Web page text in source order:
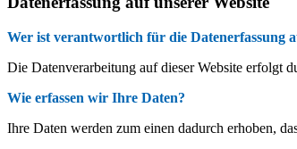
Wer ist verantwortlich für die Datenerfassung
Die Datenverarbeitung auf dieser Website erfolgt
Wie erfassen wir Ihre Daten?
Ihre Daten werden zum einen dadurch erhoben,